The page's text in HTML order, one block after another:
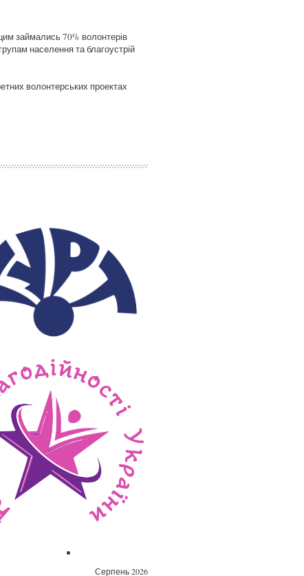
займались 70% волонтерів
населення та благоустрій
волонтерських проектах
Серпень 2026